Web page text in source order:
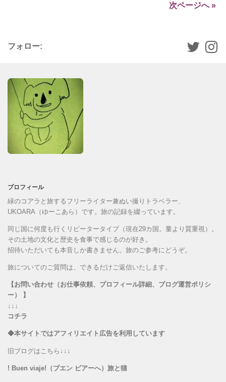
次ページへ »
フォロー:
プロフィール
緑のコアラと旅するフリーライター兼ぬい撮りトラベラー、
UKOARA（ゆーこあら）です。旅の記録を綴っています。
同じ国に何度も行くリピータータイプ（現在29カ国。量より質重視）。
その土地の文化と歴史を食事で感じるのが好き。
招待いただいても本音しか書きません。旅のご参考にどうぞ。
旅についてのご質問は、できるだけご返信いたします。
【お問い合わせ（お仕事依頼、プロフィール詳細、ブログ運営ポリシ
ー） 】
↓↓↓
コチラ
◆本サイトではアフィリエイト広告を利用しています
旧ブログはこちら↓↓↓
! Buen viaje!（ブエン ビアーへ）旅と猫